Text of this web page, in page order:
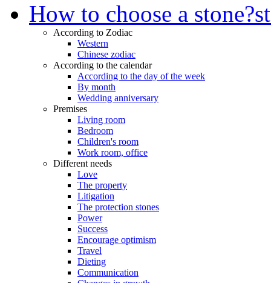
How to choose a stone?
According to Zodiac
Western
Chinese zodiac
According to the calendar
According to the day of the week
By month
Wedding anniversary
Premises
Living room
Bedroom
Children's room
Work room, office
Different needs
Love
The property
Litigation
The protection stones
Power
Success
Encourage optimism
Travel
Dieting
Communication